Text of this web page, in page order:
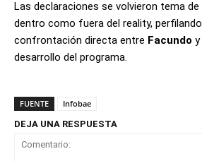
Las declaraciones se volvieron tema
dentro como fuera del reality,
confrontación directa entre Facundo
desarrollo del programa.
FUENTE
Infobae
DEJA UNA RESPUESTA